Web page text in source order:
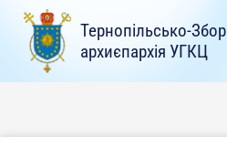
Тернопільсько-
архиєпархія УГКЦ